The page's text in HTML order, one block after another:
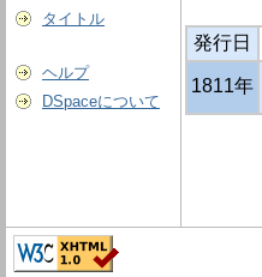
タイトル
ヘルプ
DSpaceについて
発行日
1811年